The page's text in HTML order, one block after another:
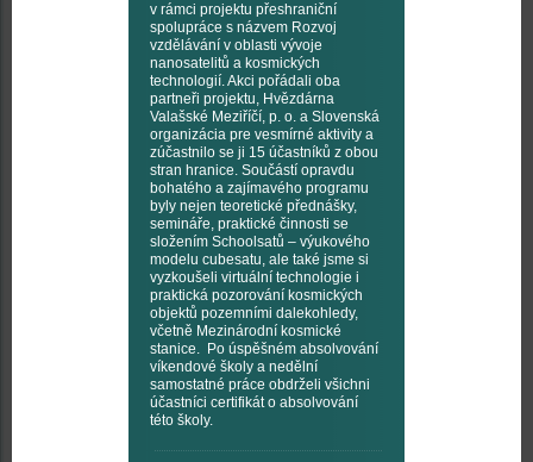
v rámci projektu přeshraniční
spolupráce s názvem Rozvoj
vzdělávání v oblasti vývoje
nanosatelitů a kosmických
technologií. Akci pořádali oba
partneři projektu, Hvězdárna
Valašské Meziříčí, p. o. a Slovenská
organizácia pre vesmírné aktivity a
zúčastnilo se ji 15 účastníků z obou
stran hranice. Součástí opravdu
bohatého a zajímavého programu
byly nejen teoretické přednášky,
semináře, praktické činnosti se
složením Schoolsatů – výukového
modelu cubesatu, ale také jsme si
vyzkoušeli virtuální technologie i
praktická pozorování kosmických
objektů pozemními dalekohledy,
včetně Mezinárodní kosmické
stanice. Po úspěšném absolvování
víkendové školy a nedělní
samostatné práce obdrželi všichni
účastníci certifikát o absolvování
této školy.